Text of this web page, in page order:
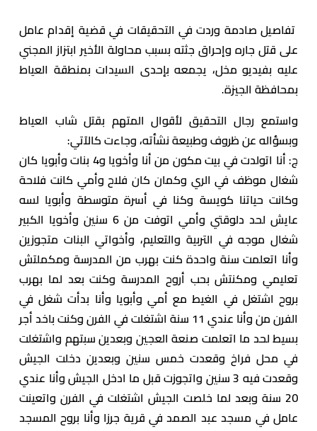
تفاصيل صادمة وردت في التحقيقات في قضية إقدام عامل
على قتل جاره وإحراق جثته بسبب محاولة الأخير ابتزاز المجني
عليه بفيديو مخل، يجمعه بإحدى السيدات بمنطقة العياط
بمحافظة الجيزة.
واستمع رجال التحقيق لأقوال المتهم بقتل شاب العياط
وبسؤاله عن ظروف وطبيعة نشأته، وجاءت كالآتي:
ج: أنا اتولدت في بيت مكون من أنا وأخويا و4 بنات وأبويا كان
شغال موظف في الري وكمان كان فلاح وأمي كانت فلاحة
وكانت حياتنا كويسة وكنا في أسرة متوسطة وأبويا لسه
عايش لحد دلوقتي وأمي اتوفت من 6 سنين وأخويا الكبير
شغال موجه في التربية والتعليم، وأخواتي البنات متجوزين
وأنا اتعلمت سنة واحدة كنت بهرب من المدرسة ومكملتش
تعليمي ومكنتش بحب أروح المدرسة وكنت بعد لما بهرب
بروح اشتغل في الغيط مع أمي وأبويا وأنا بدأت شغل في
الفرن من وأنا عندي 11 سنة اشتغلت في الفرن وكنت باخد أجر
بسيط لحد ما اتعلمت صنعة العجين وبعدين سبتهم واشتغلت
في محل فراخ وقعدت خمس سنين وبعدين دخلت الجيش
وقعدت فيه 3 سنين واتجوزت قبل ما ادخل الجيش وأنا عندي
20 سنة وبعد لما خلصت الجيش اشتغلت في الفرن واتعينت
عامل في مسجد عبد الصمد في قرية جرزا وأنا بروح المسجد